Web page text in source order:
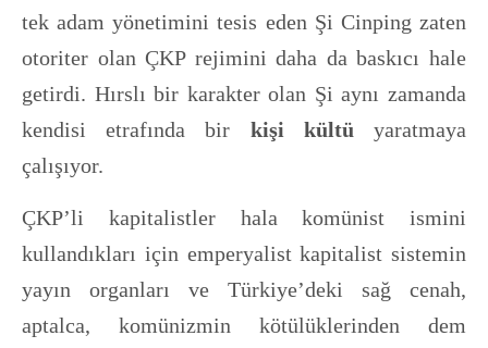
tek adam yönetimini tesis eden Şi Cinping zaten
otoriter olan ÇKP rejimini daha da baskıcı hale
getirdi. Hırslı bir karakter olan Şi aynı zamanda
kendisi etrafında bir kişi kültü yaratmaya
çalışıyor.
ÇKP’li kapitalistler hala komünist ismini
kullandıkları için emperyalist kapitalist sistemin
yayın organları ve Türkiye’deki sağ cenah,
aptalca, komünizmin kötülüklerinden dem